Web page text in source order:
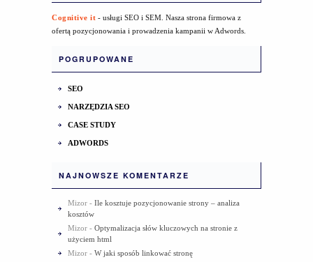
Cognitive it - usługi SEO i SEM. Nasza strona firmowa z
ofertą pozycjonowania i prowadzenia kampanii w Adwords.
POGRUPOWANE
SEO
NARZĘDZIA SEO
CASE STUDY
ADWORDS
NAJNOWSZE KOMENTARZE
Mizor - Ile kosztuje pozycjonowanie strony – analiza
kosztów
Mizor - Optymalizacja słów kluczowych na stronie z
użyciem html
Mizor - W jaki sposób linkować stronę